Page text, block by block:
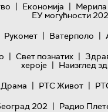
| Економија | Мерила
ЕУ могућности
Рукомет | Ватерполо |
| Свет познатих |
хероје | Наизглед
| РТС Живот |
202 | Радио